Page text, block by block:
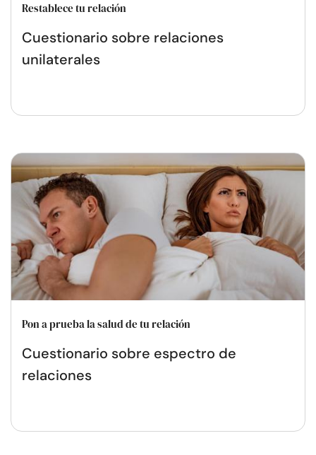
Restablece tu relación
Cuestionario sobre relaciones
unilaterales
Pon a prueba la salud de tu relación
Cuestionario sobre espectro de
relaciones